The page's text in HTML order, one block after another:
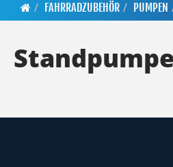
FAHRRADZUBEHÖR PUMPEN